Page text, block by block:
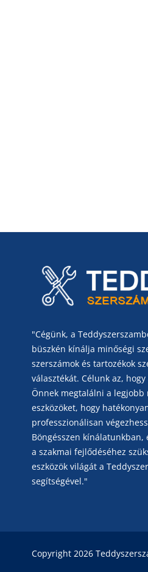
"Cégünk, a
büszkén kínálja minőségi
szerszámok és tartozékok
választékát. Célunk az,
Önnek megtalálni a legjobb
eszközöket, hogy
professzionálisan
Böngésszen kínálatunkban,
a szakmai fejlődéséhez
eszközök világát a
segítségével."
Copyright 2026